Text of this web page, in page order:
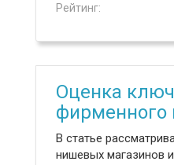
Рейтинг:
Оценка
фирменного
В статье
нишевых магазинов и